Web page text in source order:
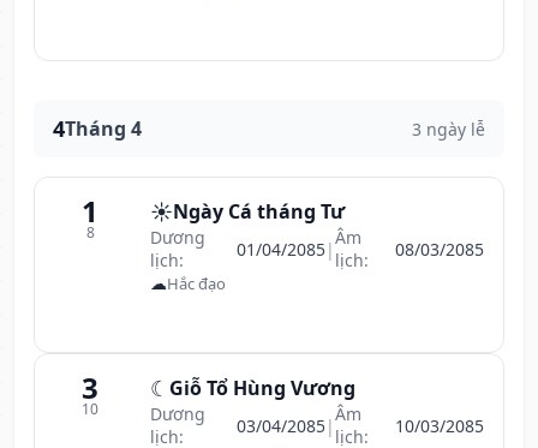
4Tháng 4 3 ngày lễ
1
8
☀️Ngày Cá tháng Tư
Dương
lịch:
01/04/2085|Âm
lịch:
08/03/2085
☁Hắc đạo
3
10
☾ Giỗ Tổ Hùng Vương
Dương
lịch:
03/04/2085|Âm
lịch:
10/03/2085